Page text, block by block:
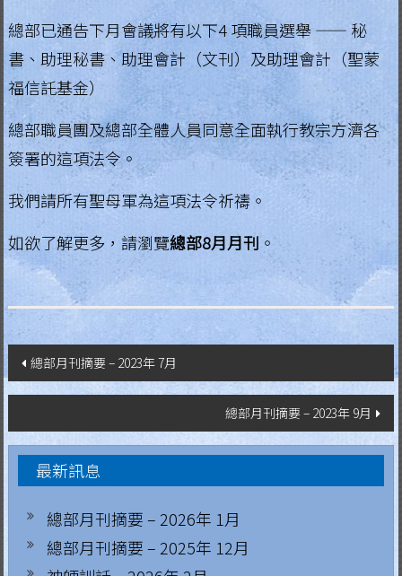
總部已通告下月會議將有以下4 項職員選舉 —— 秘
書、助理秘書、助理會計（文刊）及助理會計（聖蒙
福信託基金）
總部職員團及總部全體人員同意全面執行教宗方濟各
簽署的這項法令。
我們請所有聖母軍為這項法令祈禱。
如欲了解更多，請瀏覽總部8月月刊 。
文
章
導
覽
總部月刊摘要 – 2023年 7月
總部月刊摘要 – 2023年 9月
最新訊息
總部月刊摘要 – 2026年 1月
總部月刊摘要 – 2025年 12月